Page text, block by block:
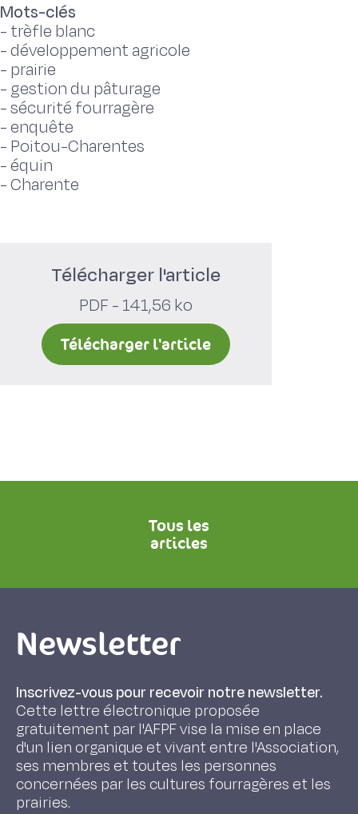
Mots-clés
- trèfle blanc
-développement agricole
- prairie
- gestion du pâturage
-sécurité fourragère
-enquête
- Poitou-Charentes
-équin
-Charente
Télécharger l'article
PDF - 141,56 ko
Télécharger l'article
Tous les
articles
Newsletter
Inscrivez-vous pour recevoir notre newsletter.
Cette lettre électronique proposée
gratuitement par l'AFPF vise la mise en place
d'un lien organique et vivant entre l'Association,
ses membres et toutes les personnes
concernées par les cultures fourragères et les
prairies.